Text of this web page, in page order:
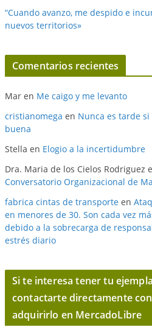
“Cuando avanzo, me despido e
nuevos territorios»
Comentarios recientes
Mar en Me caigo y me levanto
cristianomega en Nunca es tarde
buena
Stella en Elogio a la incertidumbre
Dra. Maria de los Cielos Rodriguez
Conversatorio Organizacional de
fabrica cintas de transporte en
en menores de 30. Son cada vez
debido a la sobrecarga de
estrés diario
Si te interesa tener tu
contactarte directamente
adquirirlo en MercadoLibre